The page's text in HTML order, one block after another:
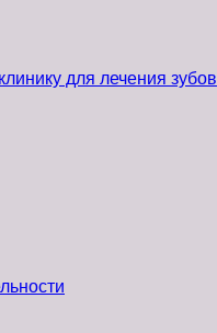
для лечения зубов